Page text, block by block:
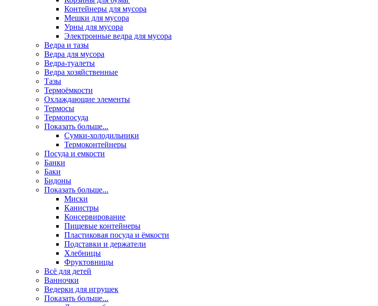
Контейнеры для мусора
Мешки для мусора
Урны для мусора
Электронные ведра для мусора
Ведра и тазы
Ведра для мусора
Ведра-туалеты
Ведра хозяйственные
Тазы
Термоёмкости
Охлаждающие элементы
Термосы
Термопосуда
Показать больше...
Сумки-холодильники
Термоконтейнеры
Посуда и емкости
Банки
Баки
Бидоны
Показать больше...
Миски
Канистры
Консервирование
Пищевые контейнеры
Пластиковая посуда и ёмкости
Подставки и держатели
Хлебницы
Фруктовницы
Всё для детей
Ванночки
Ведерки для игрушек
Показать больше...